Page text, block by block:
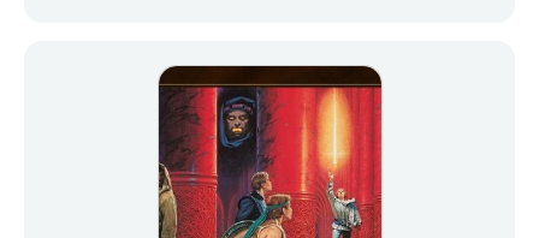
судьбоносной схватке с Темным и его
Приспешниками. Но сначала ему предстоит
еще одно нелегкое дело: необходимо
заключить мир со Шончан, чтобы не распылять
свои силы перед решающим боем… Над миром
собирается буря. И Ранд знает: ему и горстке
его друзей будет нелегко удержаться в ее